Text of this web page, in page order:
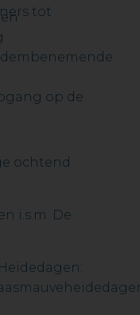
tot
op de
ochtend
i.s.m. De